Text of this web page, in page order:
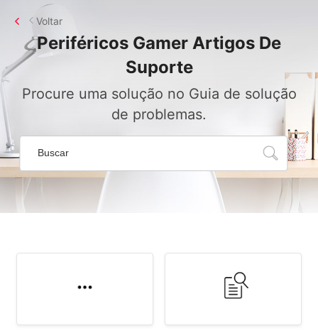
Periféricos Gamer Artigos De
Suporte
Procure uma solução no Guia de solução
de problemas.
Voltar